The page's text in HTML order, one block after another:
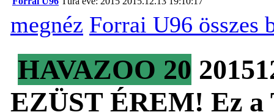
megnéz Forrai U96 összes
HAVAZOO 20
EZÜST ÉREM! Ez a